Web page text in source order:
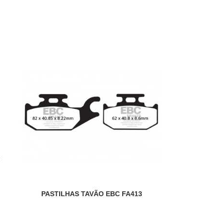
ADICIONAR
PASTILHAS TAVÃO EBC FA413